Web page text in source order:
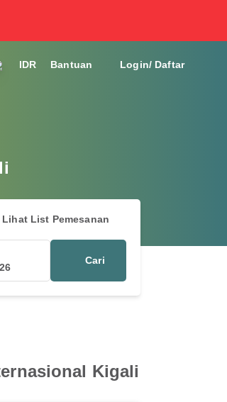
IDR Bantuan Login/ Daftar
Lihat List Pemesanan
Cari
Kigali